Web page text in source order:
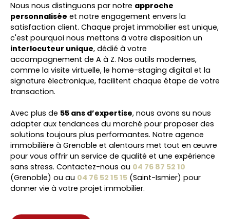
Nous nous distinguons par notre approche
personnalisée et notre engagement envers la
satisfaction client. Chaque projet immobilier est unique,
c'est pourquoi nous mettons à votre disposition un
interlocuteur unique, dédié à votre
accompagnement de A à Z. Nos outils modernes,
comme la visite virtuelle, le home-staging digital et la
signature électronique, facilitent chaque étape de votre
transaction.
Avec plus de 55 ans d’expertise, nous avons su nous
adapter aux tendances du marché pour proposer des
solutions toujours plus performantes. Notre agence
immobilière à Grenoble et alentours met tout en œuvre
pour vous offrir un service de qualité et une expérience
sans stress. Contactez-nous au 04 76 87 52 10
(Grenoble) ou au 04 76 52 15 15 (Saint-Ismier) pour
donner vie à votre projet immobilier.